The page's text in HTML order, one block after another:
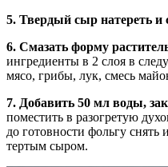
5. Твердый сыр натереть и
6. Смазать форму
ингредиенты в 2 слоя в
мясо, грибы, лук, смесь
7. Добавить 50 мл воды,
поместить в разогретую
до готовности фольгу
тертым сыром.